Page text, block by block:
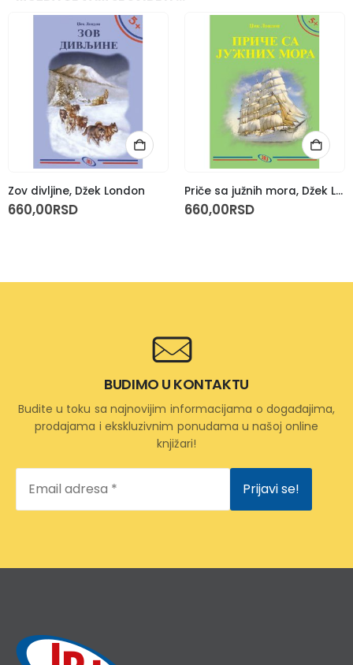
Zov divljine, Džek London
660,00RSD
Priče sa južnih mora, Džek London
660,00RSD
Email
adresa
*
BUDIMO U KONTAKTU
Budite u toku sa najnovijim informacijama o događajima,
prodajama i ekskluzivnim ponudama u našoj online
knjižari!